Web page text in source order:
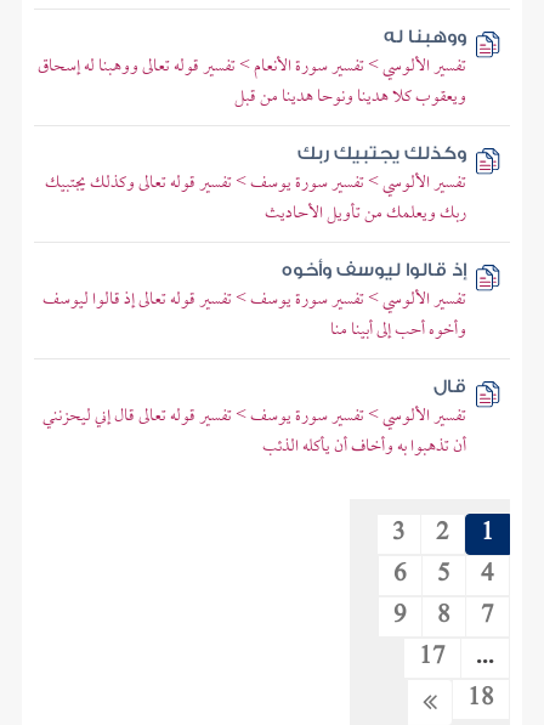
ووهبنا له
تفسير الألوسي > تفسير سورة الأنعام > تفسير قوله تعالى ووهبنا له إسحاق
ويعقوب كلا هدينا ونوحا هدينا من قبل
وكذلك يجتبيك ربك
تفسير الألوسي > تفسير سورة يوسف > تفسير قوله تعالى وكذلك يجتبيك
ربك ويعلمك من تأويل الأحاديث
إذ قالوا ليوسف وأخوه
تفسير الألوسي > تفسير سورة يوسف > تفسير قوله تعالى إذ قالوا ليوسف
وأخوه أحب إلى أبينا منا
قال
تفسير الألوسي > تفسير سورة يوسف > تفسير قوله تعالى قال إني ليحزنني
أن تذهبوا به وأخاف أن يأكله الذئب
1
2
3
4
5
6
7
8
9
...
17
18